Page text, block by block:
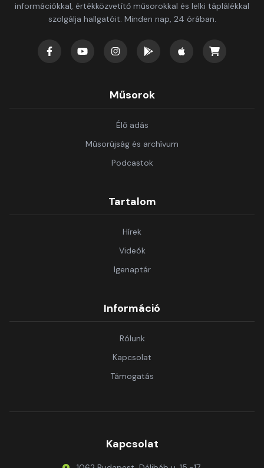
információkkal, értékközvetítő műsorokkal és lelki táplálékkal
szolgálja hallgatóit. Minden nap, 24 órában.
Műsorok
Élő adás
Műsorújság és archívum
Podcastok
Tartalom
Hírek
Videók
Igenaptár
Információ
Rólunk
Kapcsolat
Támogatás
Kapcsolat